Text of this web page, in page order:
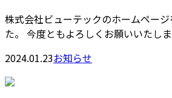
株式会社ビューテックのホームペー
た。 今度ともよろしくお願いいたしま
2024.01.23お知らせ